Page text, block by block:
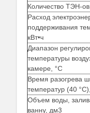
Количество ТЭН-
Расход
поддерживания
кВт•ч
Диапазон
температуры
камере, °С
Время разогрева
температур (40
Объем воды,
ванну, дм3